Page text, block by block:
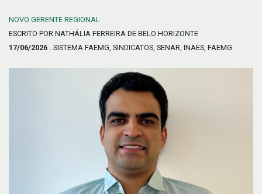
NOVO GERENTE REGIONAL
ESCRITO POR NATHÁLIA FERREIRA DE BELO HORIZONTE
17/06/2026 . SISTEMA FAEMG, SINDICATOS, SENAR, INAES, FAEMG